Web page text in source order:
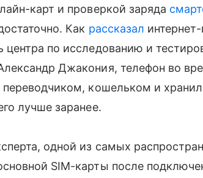
карт и проверкой заряда
Как рассказал
центра по исследованию и
Джакония, телефон во
переводчиком, кошельком и
лучше заранее.
одной из самых
SIM-карты после